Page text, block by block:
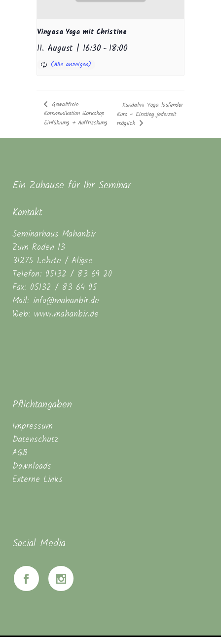
Vinyasa Yoga mit Christine
11. August | 16:30 -18:00
Gewaltfreie
Kommunikation Workshop
Einführung + Auffrischung
Kundalini Yoga laufender
Kurs – Einstieg jederzeit
möglich
Ein Zuhause für Ihr Seminar
Kontakt
Seminarhaus Mahanbir
Zum Roden 13
31275 Lehrte / Aligse
Telefon: 05132 / 83 69 20
Fax: 05132 / 83 64 05
Mail: info@mahanbir.de
Web: www.mahanbir.de
Pflichtangaben
Impressum
Datenschutz
AGB
Downloads
Externe Links
Social Media